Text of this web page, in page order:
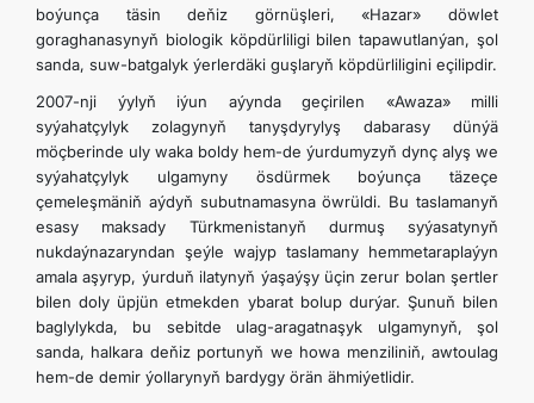
DB
İLETIŞIM
boýunça täsin deňiz görnüşleri, «Hazar» döwlet
goraghanasynyň biologik köpdürliligi bilen tapawutlanýan, şol
sanda, suw-batgalyk ýerlerdäki guşlaryň köpdürliligini eçilipdir.
2007-nji ýylyň iýun aýynda geçirilen «Awaza» milli
syýahatçylyk zolagynyň tanyşdyrylyş dabarasy dünýä
möçberinde uly waka boldy hem-de ýurdumyzyň dynç alyş we
syýahatçylyk ulgamyny ösdürmek boýunça täzeçe
çemeleşmäniň aýdyň subutnamasyna öwrüldi. Bu taslamanyň
esasy maksady Türkmenistanyň durmuş syýasatynyň
nukdaýnazaryndan şeýle wajyp taslamany hemmetaraplaýyn
amala aşyryp, ýurduň ilatynyň ýaşaýşy üçin zerur bolan şertler
bilen doly üpjün etmekden ybarat bolup durýar. Şunuň bilen
baglylykda, bu sebitde ulag-aragatnaşyk ulgamynyň, şol
sanda, halkara deňiz portunyň we howa menziliniň, awtoulag
hem-de demir ýollarynyň bardygy örän ähmiýetlidir.